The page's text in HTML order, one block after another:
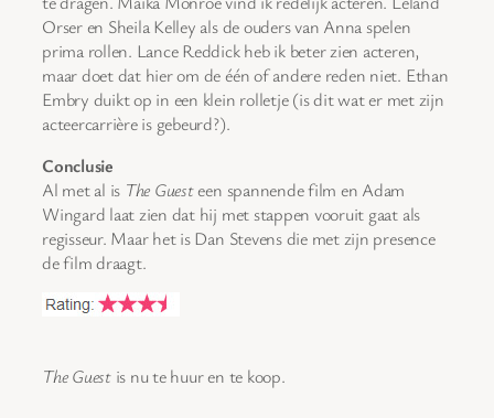
Orser en Sheila Kelley als de ouders van Anna spelen
prima rollen. Lance Reddick heb ik beter zien acteren,
maar doet dat hier om de één of andere reden niet. Ethan
Embry duikt op in een klein rolletje (is dit wat er met zijn
acteercarrière is gebeurd?).
Conclusie
Al met al is The Guesteen spannende film en Adam
Wingard laat zien dat hij met stappen vooruit gaat als
regisseur. Maar het is Dan Stevens die met zijn presence
de film draagt.
The Guestis nu te huur en te koop.